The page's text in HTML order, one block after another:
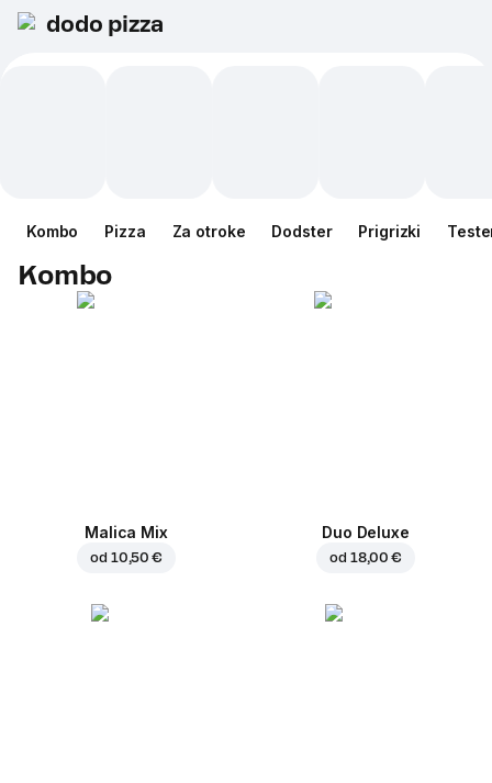
dodo pizza
Kombo Pizza Za otroke Dodster Prigrizki
Kombo
Malica Mix
od 10,50 €
Duo Deluxe
od 18,00 €